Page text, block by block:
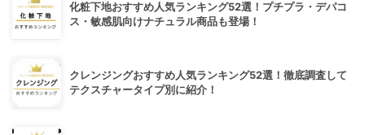
化粧下地おすすめ人気ランキング52選！プチプラ・デパコ
ス・敏感肌向けナチュラル商品も登場！
クレンジングおすすめ人気ランキング52選！徹底調査して
テクスチャータイプ別に紹介！